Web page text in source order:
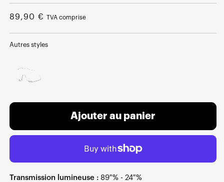
le
média
1
une
fenêtre
modale
Prix
89,90 € TVA comprise
Autres styles
Ajouter au panier
Transmission lumineuse : 89 % - 24 %